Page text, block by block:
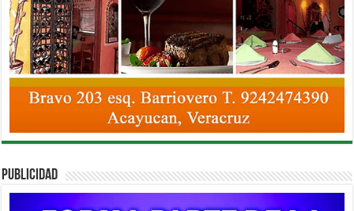
PUBLICIDAD